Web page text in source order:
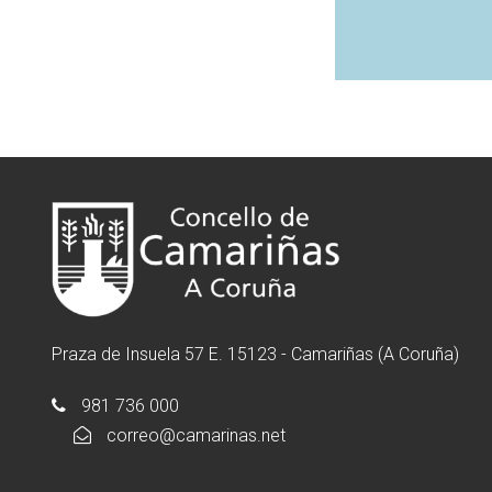
Praza de Insuela 57 E. 15123 - Camariñas (A Coruña)
981 736 000
correo@camarinas.net